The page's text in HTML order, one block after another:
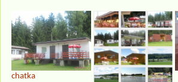
chatka